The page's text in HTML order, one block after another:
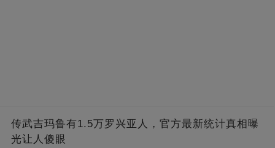
传武吉玛鲁有1.5万罗兴亚人，官方最新统计真相曝
光让人傻眼